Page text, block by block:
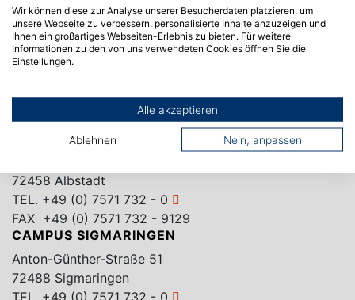
CAMPUS ALBSTADT
72458 Albstadt
TEL. +49 (0) 7571 732 - 0
FAX +49 (0) 7571 732 - 9129
CAMPUS SIGMARINGEN
Anton-Günther-Straße 51
72488 Sigmaringen
TEL. +49 (0) 7571 732 - 0
Wir können diese zur Analyse unserer Besucherdaten platzieren, um
unsere Webseite zu verbessern, personalisierte Inhalte anzuzeigen und
Ihnen ein großartiges Webseiten-Erlebnis zu bieten. Für weitere
Informationen zu den von uns verwendeten Cookies öffnen Sie die
Einstellungen.
Alle akzeptieren
Ablehnen Nein, anpassen